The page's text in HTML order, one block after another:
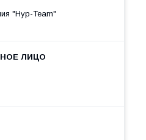
"Нур-Team"